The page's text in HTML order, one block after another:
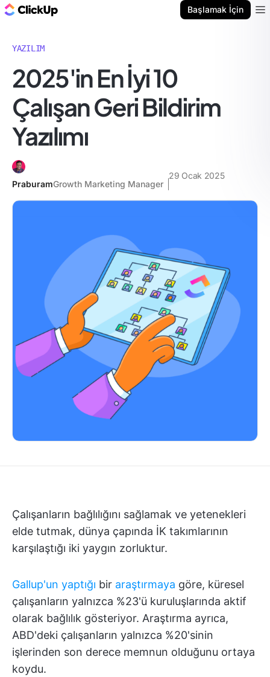
Başlamak İçin
YAZILIM
2025'in En İyi 10
Çalışan Geri Bildirim
Yazılımı
PraburamGrowth Marketing Manager
29 Ocak 2025
Çalışanların bağlılığını sağlamak ve yetenekleri
elde tutmak, dünya çapında İK takımlarının
karşılaştığı iki yaygın zorluktur.
Gallup'un yaptığı bir araştırmaya göre, küresel
çalışanların yalnızca %23'ü kuruluşlarında aktif
olarak bağlılık gösteriyor. Araştırma ayrıca,
ABD'deki çalışanların yalnızca %20'sinin
işlerinden son derece memnun olduğunu ortaya
koydu.